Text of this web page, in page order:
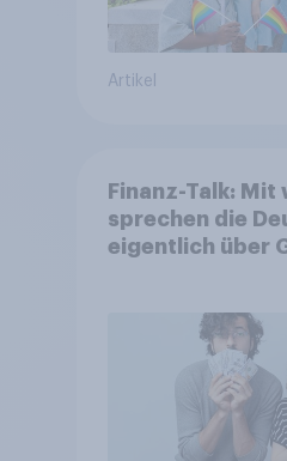
Artikel
Finanz-Talk: Mit
sprechen die
eigentlich über